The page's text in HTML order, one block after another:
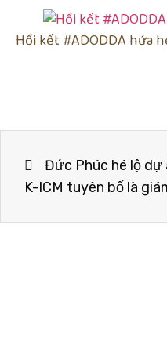
Hồi kết #ADODDA hứa
Đức Phúc hé lộ dự
K-ICM tuyên bố là